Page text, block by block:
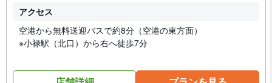
アクセス
空港から無料送迎バスで約8分（空港の東方面）
※小禄駅（北口）から右へ徒歩7分